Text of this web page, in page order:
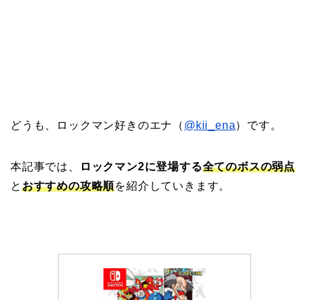
どうも、ロックマン好きのエナ（ @kii_ena）です。
本記事では、 ロックマン2に登場する全てのボスの弱点
と おすすめの攻略順を紹介していきます。